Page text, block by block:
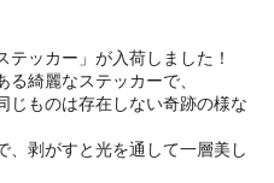
テッカー」が入荷しました！
綺麗なステッカーで、
じものは存在しない奇跡の様な
、剥がすと光を通して一層美し